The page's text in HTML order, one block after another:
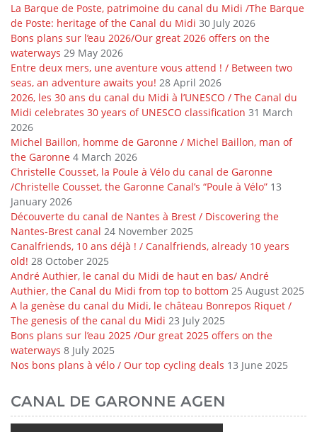
La Barque de Poste, patrimoine du canal du Midi /The Barque
de Poste: heritage of the Canal du Midi 30 July 2026
Bons plans sur l’eau 2026/Our great 2026 offers on the
waterways 29 May 2026
Entre deux mers, une aventure vous attend ! / Between two
seas, an adventure awaits you! 28 April 2026
2026, les 30 ans du canal du Midi à l’UNESCO / The Canal du
Midi celebrates 30 years of UNESCO classification 31 March
2026
Michel Baillon, homme de Garonne / Michel Baillon, man of
the Garonne 4 March 2026
Christelle Cousset, la Poule à Vélo du canal de Garonne
/Christelle Cousset, the Garonne Canal’s “Poule à Vélo” 13
January 2026
Découverte du canal de Nantes à Brest / Discovering the
Nantes-Brest canal 24 November 2025
Canalfriends, 10 ans déjà ! / Canalfriends, already 10 years
old! 28 October 2025
André Authier, le canal du Midi de haut en bas/ André
Authier, the Canal du Midi from top to bottom 25 August 2025
A la genèse du canal du Midi, le château Bonrepos Riquet /
The genesis of the canal du Midi 23 July 2025
Bons plans sur l’eau 2025 /Our great 2025 offers on the
waterways 8 July 2025
Nos bons plans à vélo / Our top cycling deals 13 June 2025
CANAL DE GARONNE AGEN